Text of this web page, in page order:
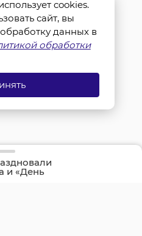
и «День
cookies.
сайт, вы
данных в
обработки